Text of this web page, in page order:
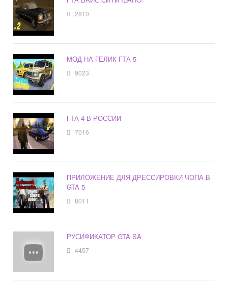
2810
МОД НА ГЕЛИК ГТА 5
9023
ГТА 4 В РОССИИ
7016
ПРИЛОЖЕНИЕ ДЛЯ ДРЕССИРОВКИ ЧОПА В
GTA 5
8011
РУСИФИКАТОР GTA SA
4457